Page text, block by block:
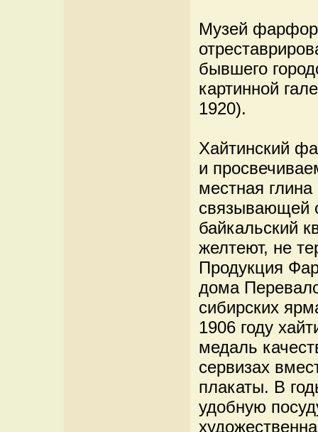
Музей
бывшего
картинной
1920).
Хайтинский
и
местная
связывающей
байкальский
желтеют, не
Продукция
дома
сибирских
1906 году
медаль
сервизах
плакаты. В
удобную